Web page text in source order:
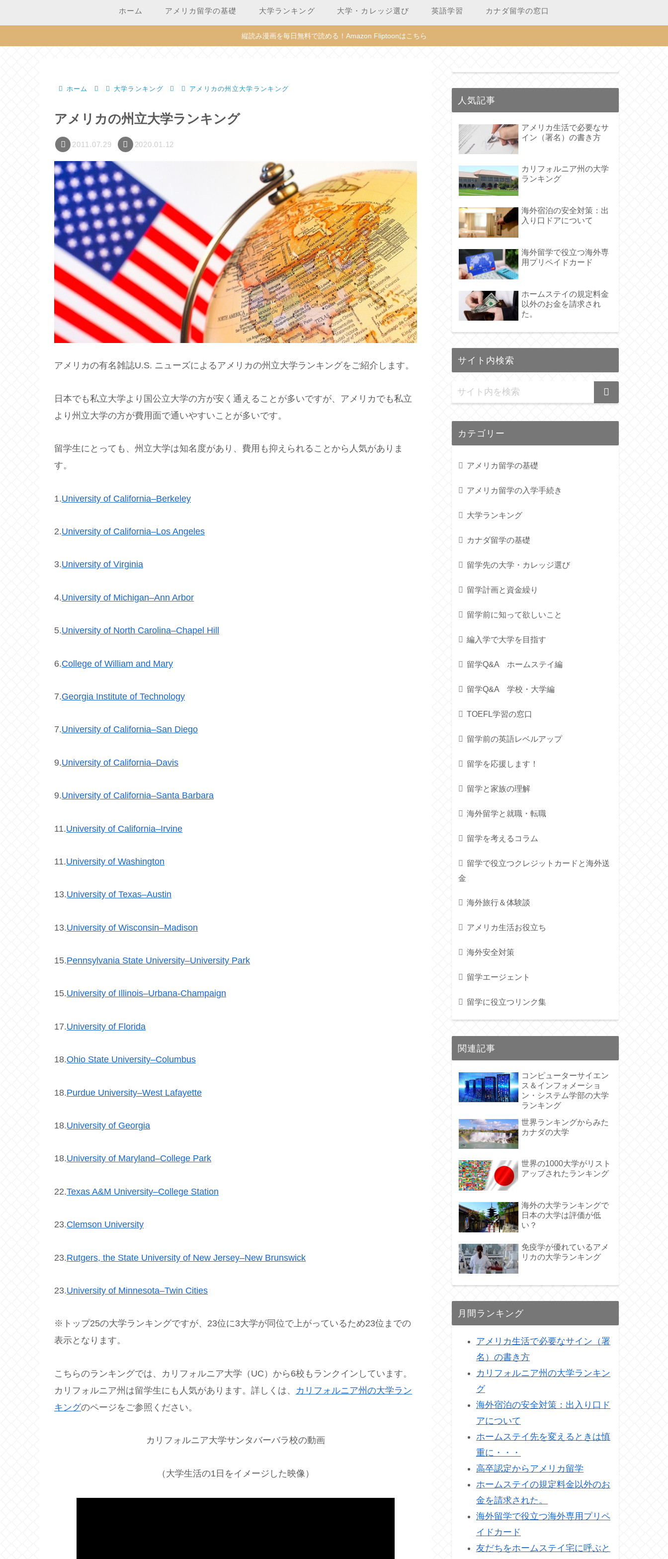
ホーム アメリカ留学の基礎 大学ランキング 大学・カレッジ選び 英語学習 カナダ留学の窓口
縦読み漫画を毎日無料で読める！Amazon Fliptoonはこちら
ホーム 大学ランキング アメリカの州立大学ランキング
アメリカの州立大学ランキング
2011.07.29 2020.01.12
アメリカの有名雑誌U.S. ニューズによるアメリカの州立大学ランキングをご紹介します。
日本でも私立大学より国公立大学の方が安く通えることが多いですが、アメリカでも私立
より州立大学の方が費用面で通いやすいことが多いです。
留学生にとっても、州立大学は知名度があり、費用も抑えられることから人気がありま
す。
1.University of California–Berkeley
2.University of California–Los Angeles
3.University of Virginia
4.University of Michigan–Ann Arbor
5.University of North Carolina–Chapel Hill
6.College of William and Mary
7.Georgia Institute of Technology
7.University of California–San Diego
9.University of California–Davis
9.University of California–Santa Barbara
11.University of California–Irvine
11.University of Washington
13.University of Texas–Austin
13.University of Wisconsin–Madison
15.Pennsylvania State University–University Park
15.University of Illinois–Urbana-Champaign
17.University of Florida
18.Ohio State University–Columbus
18.Purdue University–West Lafayette
18.University of Georgia
18.University of Maryland–College Park
22.Texas A&M University–College Station
23.Clemson University
23.Rutgers, the State University of New Jersey–New Brunswick
23.University of Minnesota–Twin Cities
※トップ25の大学ランキングですが、23位に3大学が同位で上がっているため23位までの
表示となります。
こちらのランキングでは、カリフォルニア大学（UC）から6校もランクインしています。
カリフォルニア州は留学生にも人気があります。詳しくは、 カリフォルニア州の大学ラン
キングのページをご参照ください。
カリフォルニア大学サンタバーバラ校の動画
（大学生活の1日をイメージした映像）
人気記事
アメリカ生活で必要なサ
イン（署名）の書き方
カリフォルニア州の大学
ランキング
海外宿泊の安全対策：出
入り口ドアについて
海外留学で役立つ海外専
用プリペイドカード
ホームステイの規定料金
以外のお金を請求され
た。
サイト内検索
カテゴリー
アメリカ留学の基礎
アメリカ留学の入学手続き
大学ランキング
カナダ留学の基礎
留学先の大学・カレッジ選び
留学計画と資金繰り
留学前に知って欲しいこと
編入学で大学を目指す
留学Q&A ホームステイ編
留学Q&A 学校・大学編
TOEFL学習の窓口
留学前の英語レベルアップ
留学を応援します！
留学と家族の理解
海外留学と就職・転職
留学を考えるコラム
留学で役立つクレジットカードと海外送
金
海外旅行＆体験談
アメリカ生活お役立ち
海外安全対策
留学エージェント
留学に役立つリンク集
関連記事
コンピューターサイエン
ス＆インフォメーショ
ン・システム学部の大学
ランキング
世界ランキングからみた
カナダの大学
世界の1000大学がリスト
アップされたランキング
海外の大学ランキングで
日本の大学は評価が低
い？
免疫学が優れているアメ
リカの大学ランキング
月間ランキング
アメリカ生活で必要なサイン（署
名）の書き方
カリフォルニア州の大学ランキン
グ
海外宿泊の安全対策：出入り口ド
アについて
ホームステイ先を変えるときは慎
重に・・・
高卒認定からアメリカ留学
ホームステイの規定料金以外のお
金を請求された。
海外留学で役立つ海外専用プリペ
イドカード
友だちをホームステイ宅に呼ぶと